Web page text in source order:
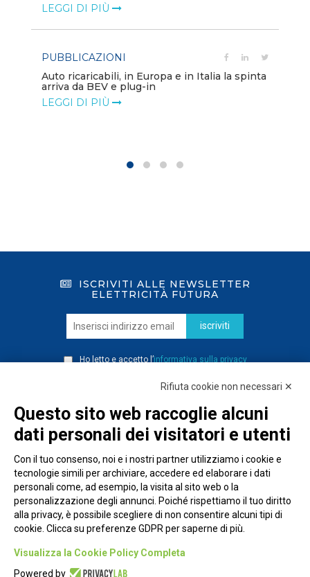
LEGGI DI PIÙ
PUBBLICAZIONI
Auto ricaricabili, in Europa e in Italia la spinta
arriva da BEV e plug-in
LEGGI DI PIÙ
ISCRIVITI ALLE NEWSLETTER
ELETTRICITÀ FUTURA
iscriviti
Ho letto e accetto l’informativa sulla privacy
Piazza Alessandria, 24 - 00198 Roma
Privacy Policy
Rifiuta cookie non necessari ✕
Questo sito web raccoglie alcuni
dati personali dei visitatori e utenti
Con il tuo consenso, noi e i nostri partner utilizziamo i cookie e
tecnologie simili per archiviare, accedere ed elaborare i dati
personali come, ad esempio, la visita al sito web o la
personalizzazione degli annunci. Poiché rispettiamo il tuo diritto
alla privacy, è possibile scegliere di non consentire alcuni tipi di
cookie. Clicca su preferenze GDPR per saperne di più.
Visualizza la Cookie Policy Completa
Powered by